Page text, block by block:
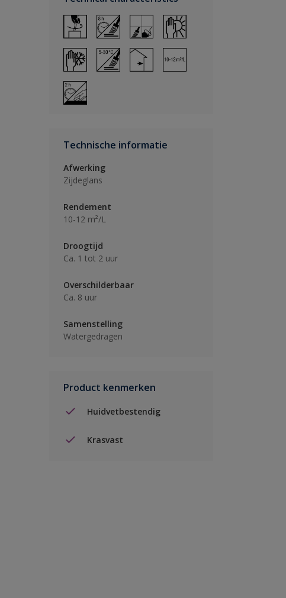
Technische informatie
Afwerking
Zijdeglans
Rendement
10-12 m²/L
Droogtijd
Ca. 1 tot 2 uur
Overschilderbaar
Ca. 8 uur
Samenstelling
Watergedragen
Product kenmerken
Huidvetbestendig
Krasvast